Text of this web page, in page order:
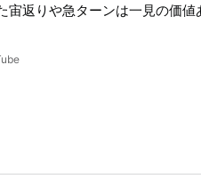
宙返りや急ターンは一見の価値